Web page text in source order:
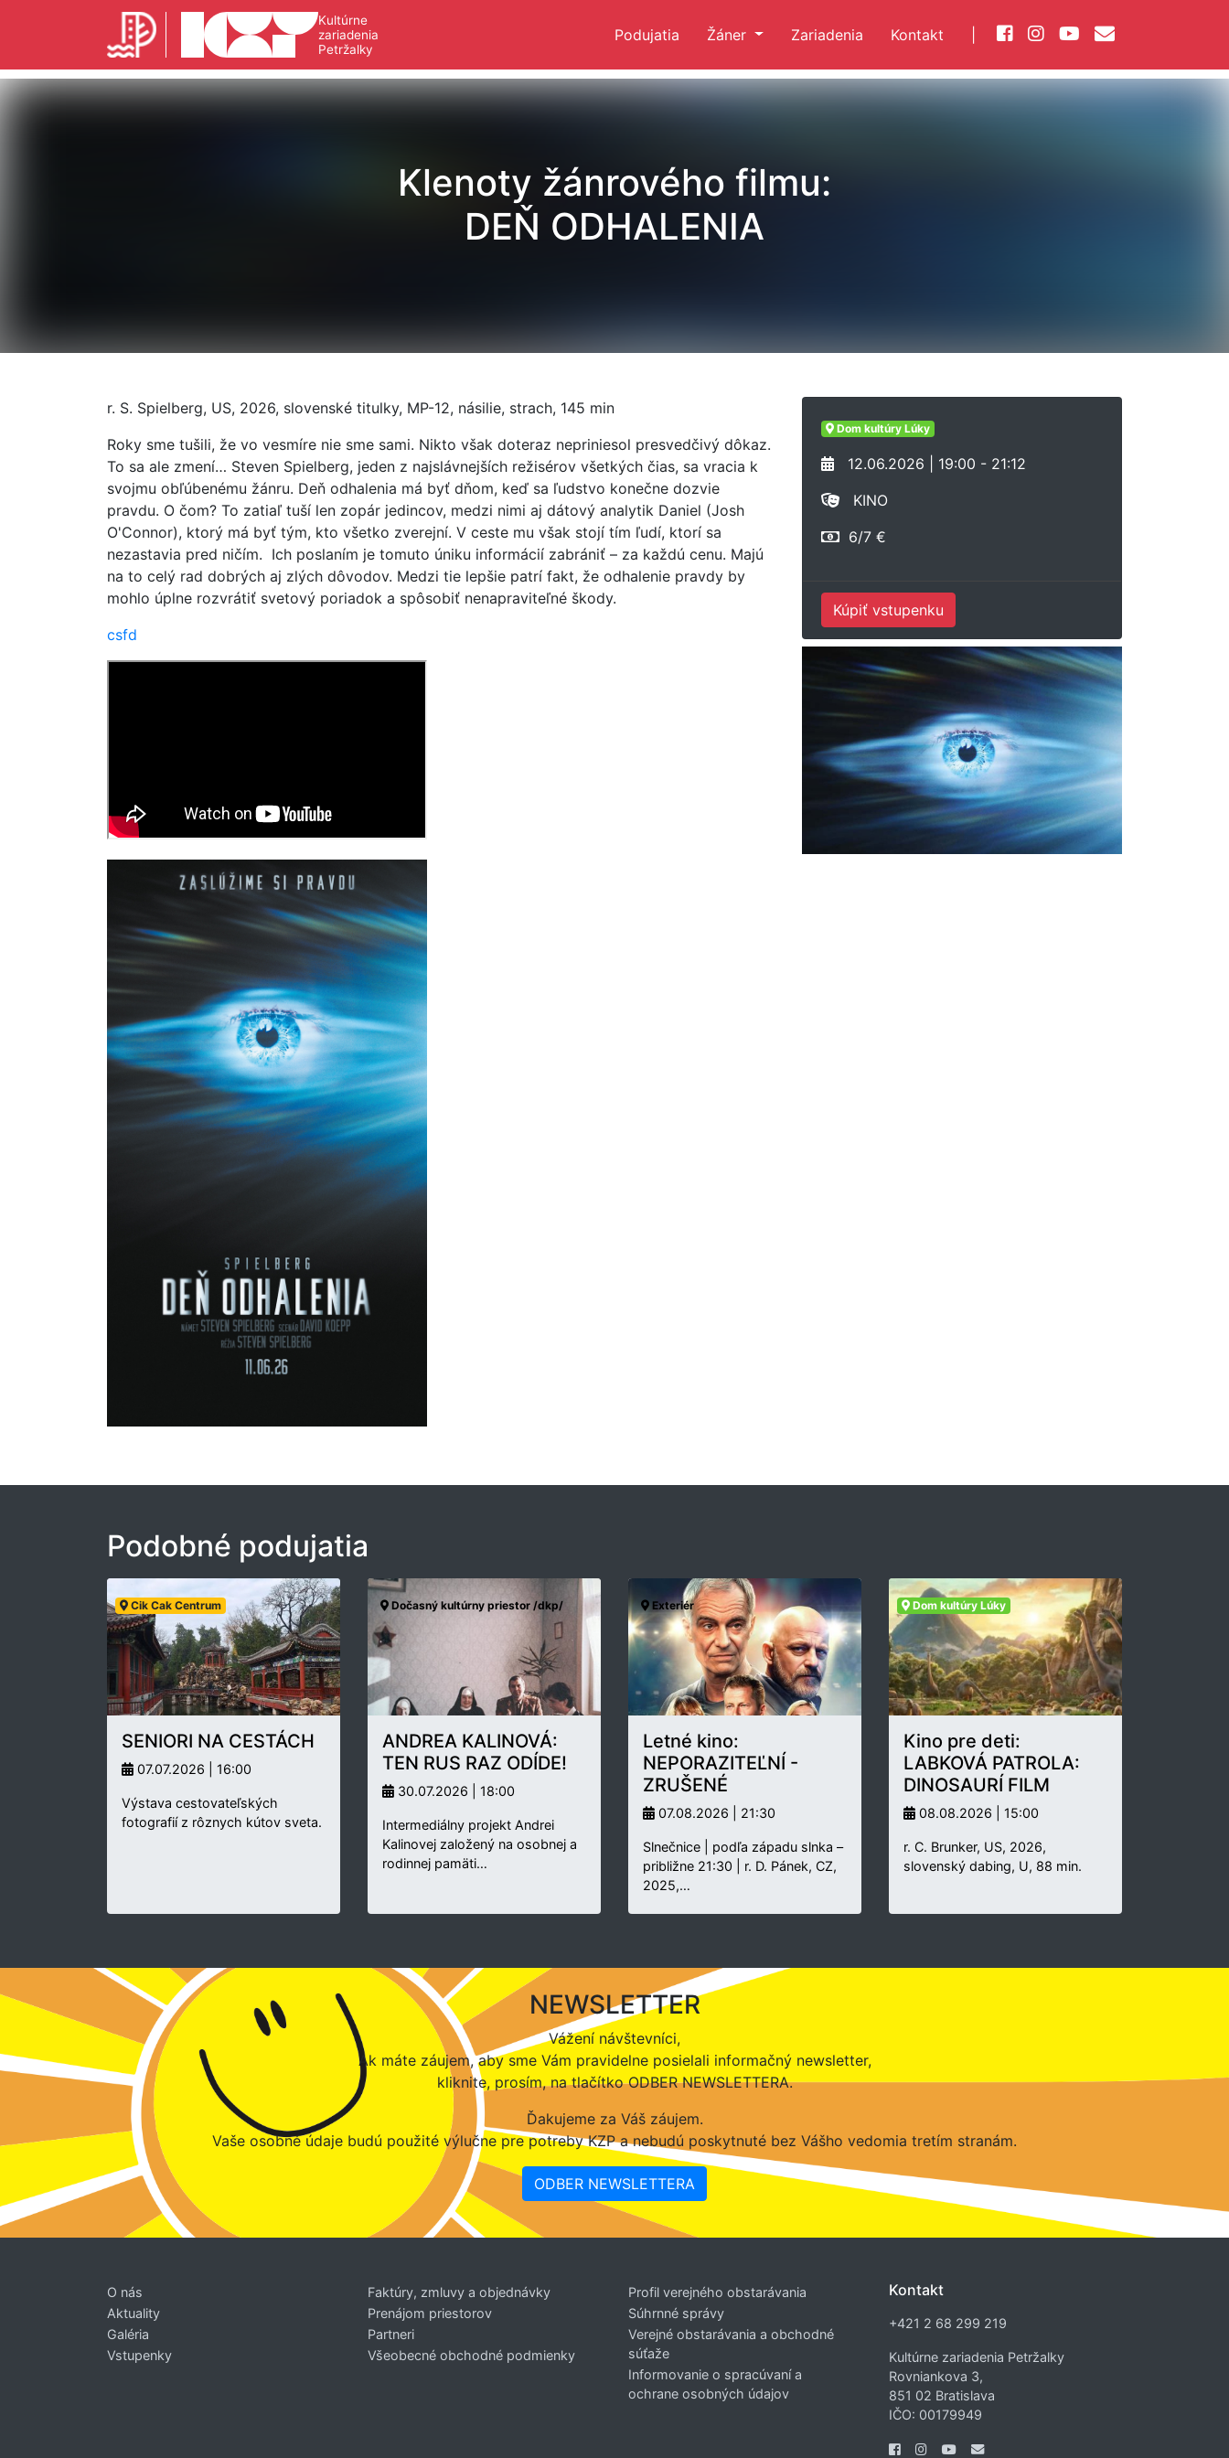
Kultúrne
zariadenia
Petržalky
Podujatia Žáner Zariadenia Kontakt
Klenoty žánrového filmu:
DEŇ ODHALENIA
r. S. Spielberg, US, 2026, slovenské titulky, MP-12, násilie, strach, 145 min
Roky sme tušili, že vo vesmíre nie sme sami. Nikto však doteraz nepriniesol presvedčivý dôkaz.
To sa ale zmení… Steven Spielberg, jeden z najslávnejších režisérov všetkých čias, sa vracia k
svojmu obľúbenému žánru. Deň odhalenia má byť dňom, keď sa ľudstvo konečne dozvie
pravdu. O čom? To zatiaľ tuší len zopár jedincov, medzi nimi aj dátový analytik Daniel (Josh
O'Connor), ktorý má byť tým, kto všetko zverejní. V ceste mu však stojí tím ľudí, ktorí sa
nezastavia pred ničím. Ich poslaním je tomuto úniku informácií zabrániť – za každú cenu. Majú
na to celý rad dobrých aj zlých dôvodov. Medzi tie lepšie patrí fakt, že odhalenie pravdy by
mohlo úplne rozvrátiť svetový poriadok a spôsobiť nenapraviteľné škody.
csfd
Dom kultúry Lúky
12.06.2026 | 19:00 - 21:12
KINO
6/7 €
Kúpiť vstupenku
Podobné podujatia
Cik Cak Centrum
SENIORI NA CESTÁCH
07.07.2026 | 16:00
Výstava cestovateľských
fotografií z rôznych kútov sveta.
Dočasný kultúrny priestor /dkp/
ANDREA KALINOVÁ:
TEN RUS RAZ ODÍDE!
30.07.2026 | 18:00
Intermediálny projekt Andrei
Kalinovej založený na osobnej a
rodinnej pamäti…
Exteriér
Letné kino:
NEPORAZITEĽNÍ -
ZRUŠENÉ
07.08.2026 | 21:30
Slnečnice | podľa západu slnka –
približne 21:30 | r. D. Pánek, CZ,
2025,…
Dom kultúry Lúky
Kino pre deti:
LABKOVÁ PATROLA:
DINOSAURÍ FILM
08.08.2026 | 15:00
r. C. Brunker, US, 2026,
slovenský dabing, U, 88 min.
NEWSLETTER
Vážení návštevníci,
Ak máte záujem, aby sme Vám pravidelne posielali informačný newsletter,
kliknite, prosím, na tlačítko ODBER NEWSLETTERA.
Ďakujeme za Váš záujem.
Vaše osobné údaje budú použité výlučne pre potreby KZP a nebudú poskytnuté bez Vášho vedomia tretím stranám.
ODBER NEWSLETTERA
O nás
Aktuality
Galéria
Vstupenky
Faktúry, zmluvy a objednávky
Prenájom priestorov
Partneri
Všeobecné obchodné podmienky
Profil verejného obstarávania
Súhrnné správy
Verejné obstarávania a obchodné
súťaže
Informovanie o spracúvaní a
ochrane osobných údajov
Kontakt
+421 2 68 299 219
Kultúrne zariadenia Petržalky
Rovniankova 3,
851 02 Bratislava
IČO: 00179949